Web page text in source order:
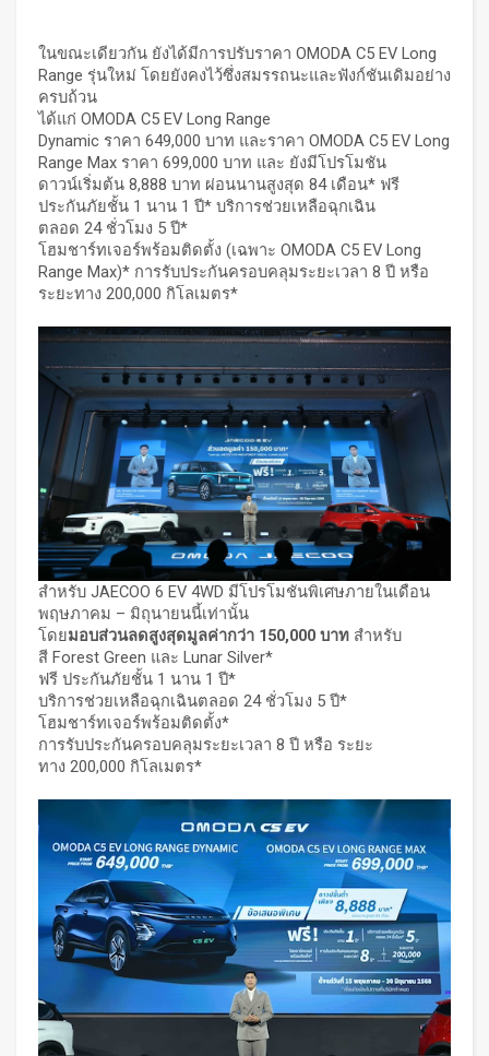
ในขณะเดียวกัน ยังได้มีการปรับราคา OMODA C5 EV Long
Range รุ่นใหม่ โดยยังคงไว้ซึ่งสมรรถนะและฟังก์ชันเดิมอย่าง
ครบถ้วน
ได้แก่ OMODA C5 EV Long Range
Dynamic ราคา 649,000 บาท และราคา OMODA C5 EV Long
Range Max ราคา 699,000 บาท และ ยังมีโปรโมชัน
ดาวน์เริ่มต้น 8,888 บาท ผ่อนนานสูงสุด 84 เดือน* ฟรี
ประกันภัยชั้น 1 นาน 1 ปี* บริการช่วยเหลือฉุกเฉิน
ตลอด 24 ชั่วโมง 5 ปี*
โฮมชาร์ทเจอร์พร้อมติดตั้ง (เฉพาะ OMODA C5 EV Long
Range Max)* การรับประกันครอบคลุมระยะเวลา 8 ปี หรือ
ระยะทาง 200,000 กิโลเมตร*
สำหรับ JAECOO 6 EV 4WD มีโปรโมชันพิเศษภายในเดือน
พฤษภาคม – มิถุนายนนี้เท่านั้น
โดยมอบส่วนลดสูงสุดมูลค่ากว่า 150,000 บาท สำหรับ
สี Forest Green และ Lunar Silver*
ฟรี ประกันภัยชั้น 1 นาน 1 ปี*
บริการช่วยเหลือฉุกเฉินตลอด 24 ชั่วโมง 5 ปี*
โฮมชาร์ทเจอร์พร้อมติดตั้ง*
การรับประกันครอบคลุมระยะเวลา 8 ปี หรือ ระยะ
ทาง 200,000 กิโลเมตร*